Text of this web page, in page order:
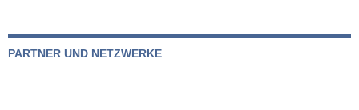
PARTNER UND NETZWERKE